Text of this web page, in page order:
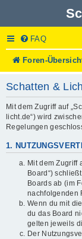
FAQ
Foren-
Schatten &
Mit dem Zugriff auf
licht.de“) wird
Regelungen
1.
Mit dem Zugriff
Board“)
Boards ab (im
nachfolgenden
Wenn du mit
du das Board
gelten jeweils
Der